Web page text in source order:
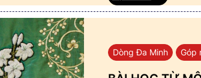
Dòng Đa Minh Góp